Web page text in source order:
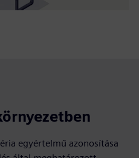
egyértelmű azonosítása